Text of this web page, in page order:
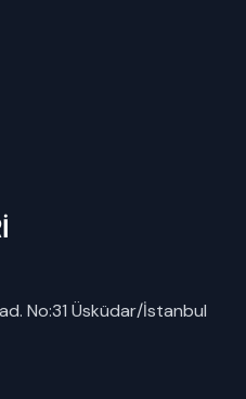
No:31 Üsküdar/İstanbul